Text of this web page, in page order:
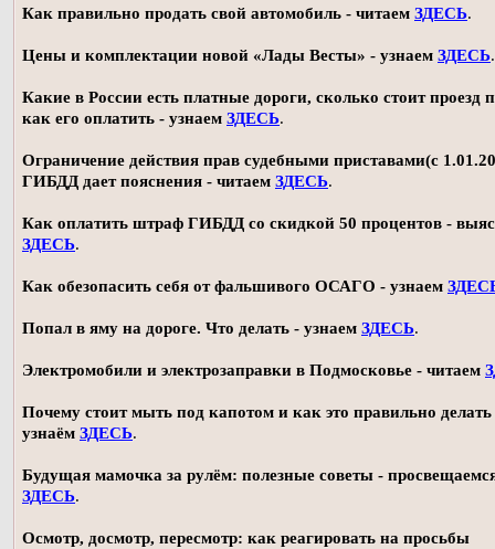
Как правильно продать свой автомобиль - читаем ЗДЕСЬ.
Цены и комплектации новой «Лады Весты» - узнаем ЗДЕСЬ.
Какие в России есть платные дороги, сколько стоит проезд
как его оплатить - узнаем ЗДЕСЬ.
Ограничение действия прав судебными приставами(с
ГИБДД дает пояснения - читаем ЗДЕСЬ.
Как оплатить штраф ГИБДД со скидкой 50 процентов -
ЗДЕСЬ.
Как обезопасить себя от фальшивого ОСАГО - узнаем
Попал в яму на дороге. Что делать - узнаем ЗДЕСЬ.
Электромобили и электрозаправки в Подмосковье - читаем
Почему стоит мыть под капотом и как это правильно делать
узнаём ЗДЕСЬ.
Будущая мамочка за рулём: полезные советы -
ЗДЕСЬ.
Осмотр, досмотр, пересмотр: как реагировать на просьбы